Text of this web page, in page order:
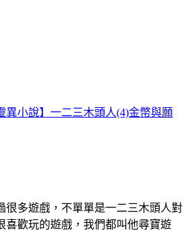
異小說】一二三木頭人(4)金幣與願
很多遊戲，不單單是一二三木頭人對
喜歡玩的遊戲，我們都叫他尋寶遊